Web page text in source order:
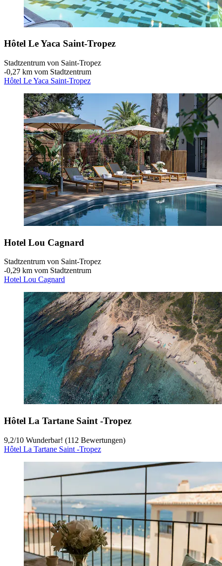
Hôtel Le Yaca Saint-Tropez
Stadtzentrum von Saint-Tropez
‐0,27 km vom Stadtzentrum
Hôtel Le Yaca Saint-Tropez
Hotel Lou Cagnard
Stadtzentrum von Saint-Tropez
‐0,29 km vom Stadtzentrum
Hotel Lou Cagnard
Hôtel La Tartane Saint -Tropez
9,2/10 Wunderbar! (112 Bewertungen)
Hôtel La Tartane Saint -Tropez